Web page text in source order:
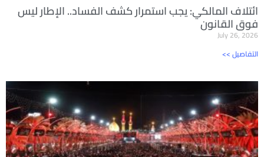
ائتلاف المالكي: يجب استمرار كشف الفساد.. الإطار ليس
فوق القانون
July 26, 2026
<< التفاصيل